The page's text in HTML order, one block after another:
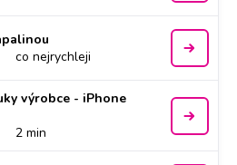
co nejrychleji
výrobce - iPhone
2 min